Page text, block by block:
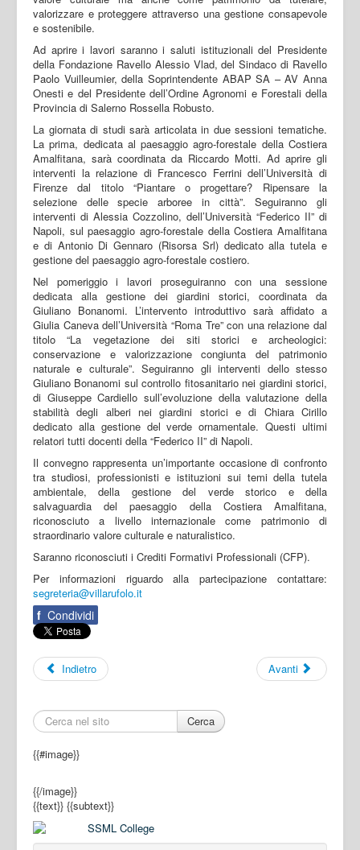
valorizzare e proteggere attraverso una gestione consapevole
e sostenibile.
Ad aprire i lavori saranno i saluti istituzionali del Presidente
della Fondazione Ravello Alessio Vlad, del Sindaco di Ravello
Paolo Vuilleumier, della Soprintendente ABAP SA – AV Anna
Onesti e del Presidente dell’Ordine Agronomi e Forestali della
Provincia di Salerno Rossella Robusto.
La giornata di studi sarà articolata in due sessioni tematiche.
La prima, dedicata al paesaggio agro-forestale della Costiera
Amalfitana, sarà coordinata da Riccardo Motti. Ad aprire gli
interventi la relazione di Francesco Ferrini dell’Università di
Firenze dal titolo “Piantare o progettare? Ripensare la
selezione delle specie arboree in città”. Seguiranno gli
interventi di Alessia Cozzolino, dell’Università “Federico II” di
Napoli, sul paesaggio agro-forestale della Costiera Amalfitana
e di Antonio Di Gennaro (Risorsa Srl) dedicato alla tutela e
gestione del paesaggio agro-forestale costiero.
Nel pomeriggio i lavori proseguiranno con una sessione
dedicata alla gestione dei giardini storici, coordinata da
Giuliano Bonanomi. L’intervento introduttivo sarà affidato a
Giulia Caneva dell’Università “Roma Tre” con una relazione dal
titolo “La vegetazione dei siti storici e archeologici:
conservazione e valorizzazione congiunta del patrimonio
naturale e culturale”. Seguiranno gli interventi dello stesso
Giuliano Bonanomi sul controllo fitosanitario nei giardini storici,
di Giuseppe Cardiello sull’evoluzione della valutazione della
stabilità degli alberi nei giardini storici e di Chiara Cirillo
dedicato alla gestione del verde ornamentale. Questi ultimi
relatori tutti docenti della “Federico II” di Napoli.
Il convegno rappresenta un’importante occasione di confronto
tra studiosi, professionisti e istituzioni sui temi della tutela
ambientale, della gestione del verde storico e della
salvaguardia del paesaggio della Costiera Amalfitana,
riconosciuto a livello internazionale come patrimonio di
straordinario valore culturale e naturalistico.
Saranno riconosciuti i Crediti Formativi Professionali (CFP).
Per informazioni riguardo alla partecipazione contattare:
segreteria@villarufolo.it
f Condividi
Indietro Avanti
Cerca
{{#image}}
{{/image}}
{{text}} {{subtext}}